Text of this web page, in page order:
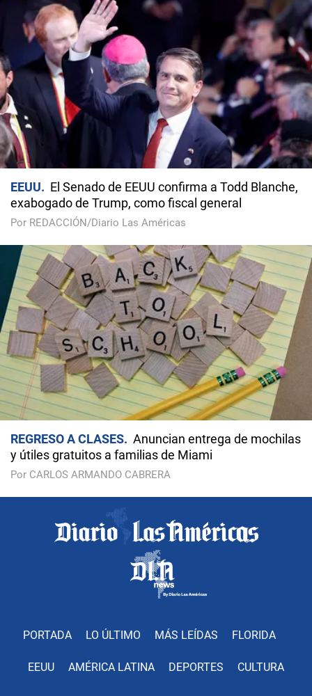
EEUU
El Senado de EEUU confirma a Todd Blanche,
exabogado de Trump, como fiscal general
Por REDACCIÓN/Diario Las Américas
REGRESO A CLASES
Anuncian entrega de mochilas
y útiles gratuitos a familias de Miami
Por CARLOS ARMANDO CABRERA
PORTADA LO ÚLTIMO MÁS LEÍDAS FLORIDA
EEUU AMÉRICA LATINA DEPORTES CULTURA